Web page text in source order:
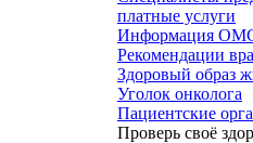
платные услуги
Информация
Рекомендации
Здоровый образ
Уголок онколога
Пациентские
Проверь своё